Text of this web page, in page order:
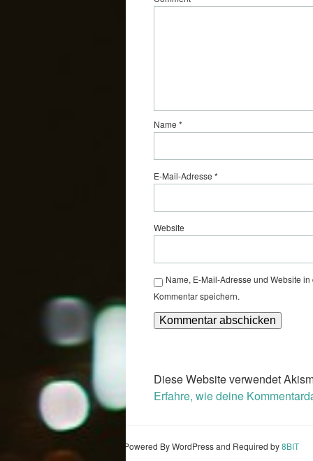
Name *
E-Mail-Adresse *
Website
Name, E-Mail-Adresse und Website
Kommentar speichern.
Diese Website verwendet
Erfahre, wie deine
Powered By WordPress and Required by8BIT